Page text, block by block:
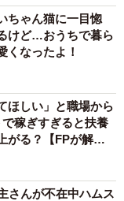
ちゃん猫に一目惚
けど…おうちで暮ら
くなったよ！
ほしい」と職場から
稼ぎすぎると扶養
がる？【FPが解
さんが不在中ハムス